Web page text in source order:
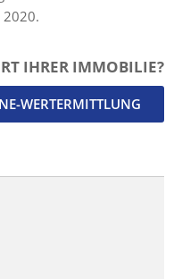
2020.
IHRER IMMOBILIE?
WERTERMITTLUNG